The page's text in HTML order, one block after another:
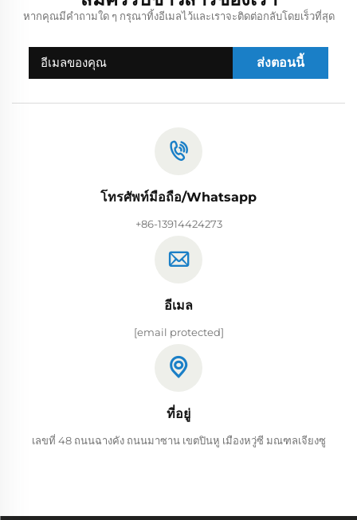
หากคุณมีคำถามใด ๆ กรุณาทิ้งอีเมลไว้และเราจะติดต่อกลับโดยเร็วที่สุด
ส่งตอนนี้
โทรศัพท์มือถือ/Whatsapp
+86-13914424273
อีเมล
[email protected]
ที่อยู่
เลขที่ 48 ถนนฉางคัง ถนนมาซาน เขตปินหู เมืองหวู่ซี มณฑลเจียงซู